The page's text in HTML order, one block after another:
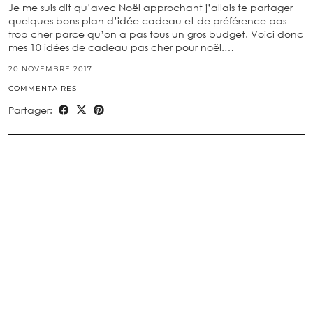
Je me suis dit qu’avec Noël approchant j’allais te partager
quelques bons plan d’idée cadeau et de préférence pas
trop cher parce qu’on a pas tous un gros budget. Voici donc
mes 10 idées de cadeau pas cher pour noël.…
20 NOVEMBRE 2017
COMMENTAIRES
Partager: